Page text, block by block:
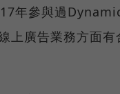
年參與過
上廣告業務方面